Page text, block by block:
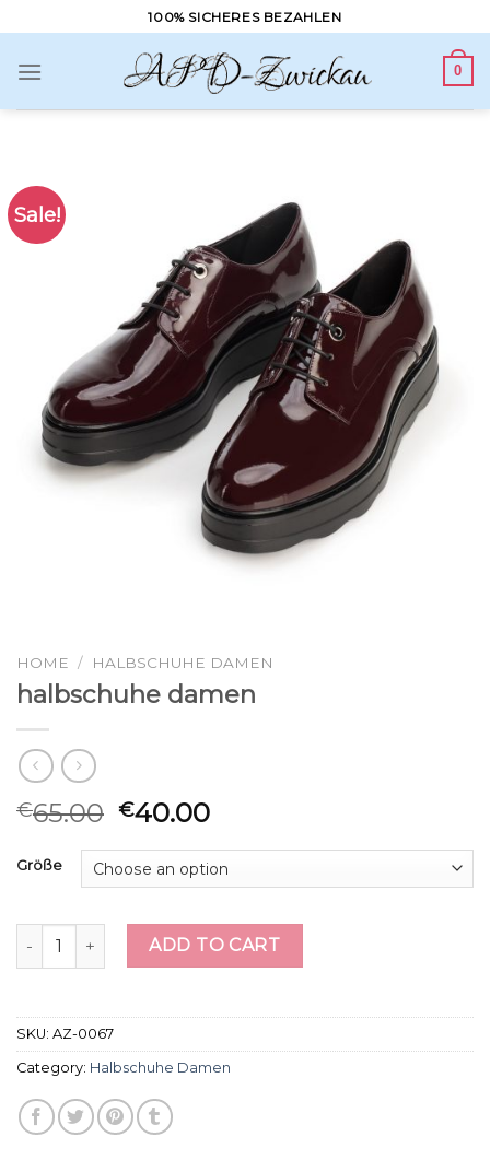
to
content
100% SICHERES BEZAHLEN
0
Sale!
HOME / HALBSCHUHE DAMEN
halbschuhe damen
€65.00 €40.00
Größe
halbschuhe damen quantity
ADD TO CART
SKU: AZ-0067
Category: Halbschuhe Damen